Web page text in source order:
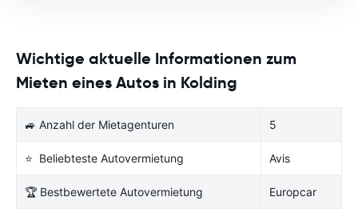
Wichtige aktuelle Informationen zum
Mieten eines Autos in Kolding
🚙 Anzahl der Mietagenturen 5
⭐ Beliebteste Autovermietung Avis
🏆 Bestbewertete Autovermietung Europcar